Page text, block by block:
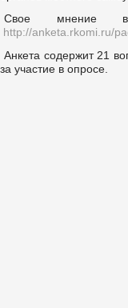
Свое мнение
http://anketa.rkomi.ru/
Анкета содержит 21
за участие в опросе.